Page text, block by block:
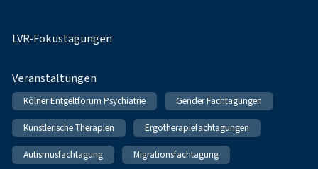
LVR-Fokustagungen
Veranstaltungen
Kölner Entgeltforum Psychiatrie Gender Fachtagungen
Künstlerische Therapien Ergotherapiefachtagungen
Autismusfachtagung Migrationsfachtagung